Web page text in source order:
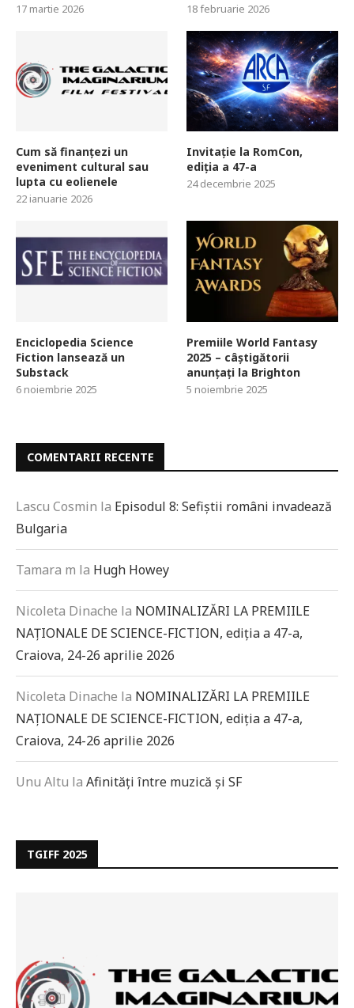
17 martie 2026 18 februarie 2026
Cum să finanțezi un
eveniment cultural sau
lupta cu eolienele
22 ianuarie 2026
Invitație la RomCon,
ediția a 47-a
24 decembrie 2025
Enciclopedia Science
Fiction lansează un
Substack
6 noiembrie 2025
Premiile World Fantasy
2025 – câștigătorii
anunțați la Brighton
5 noiembrie 2025
COMENTARII RECENTE
Lascu Cosmin la Episodul 8: Sefiștii români invadează
Bulgaria
Tamara m la Hugh Howey
Nicoleta Dinache la NOMINALIZĂRI LA PREMIILE
NAȚIONALE DE SCIENCE-FICTION, ediția a 47-a,
Craiova, 24-26 aprilie 2026
Nicoleta Dinache la NOMINALIZĂRI LA PREMIILE
NAȚIONALE DE SCIENCE-FICTION, ediția a 47-a,
Craiova, 24-26 aprilie 2026
Unu Altu la Afinități între muzică și SF
TGIFF 2025